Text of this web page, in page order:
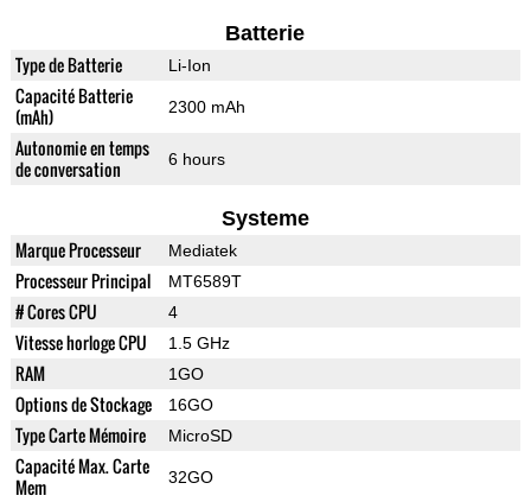
Batterie
Type de Batterie Li-Ion
Capacité Batterie
(mAh)
2300 mAh
Autonomie en temps
de conversation
6 hours
Systeme
Marque Processeur Mediatek
Processeur Principal MT6589T
# Cores CPU 4
Vitesse horloge CPU 1.5 GHz
RAM 1GO
Options de Stockage 16GO
Type Carte Mémoire MicroSD
Capacité Max. Carte
Mem
32GO